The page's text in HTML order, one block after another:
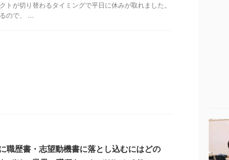
トが切り替わるタイミングで平日に休みが取れました。
ので、 ...
職歴書・志望動機書に落とし込むにはどの